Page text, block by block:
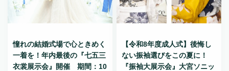
憧れの結婚式場で心ときめく
一着を！年内最後の『七五三
衣裳展示会』開催 期間：10
【令和8年度成人式】後悔し
ない振袖選びをこの夏に！
『振袖大展示会』大宮ソニッ